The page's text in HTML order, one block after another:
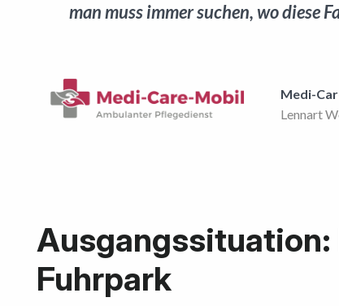
man muss immer suchen, wo diese
Medi-
Lennart
Fuhrpark